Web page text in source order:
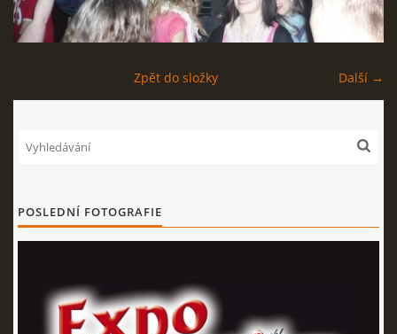
DISKOGRAFIE
721 468 286
Další →
Zpět do složky
POSLEDNÍ FOTOGRAFIE